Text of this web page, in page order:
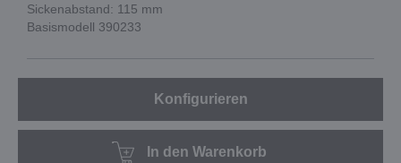
Sickenabstand: 115 mm
Basismodell 390233
Konfigurieren
In den Warenkorb